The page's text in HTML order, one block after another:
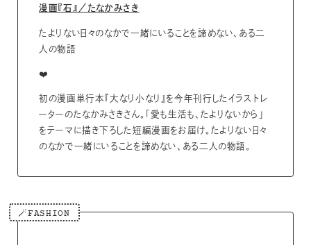
漫画『石』／たなかみさき
たよりない日々のなかで一緒にいることを諦めない、ある二
人の物語
❤️
初の漫画単行本『大なり小なり』を今年刊行したイラストレ
ーターのたなかみさきさん。「愛も生活も、たよりないから」
をテーマに描き下ろした短編漫画をお届け。たよりない日々
のなかで一緒にいることを諦めない、ある二人の物語。
🪄FASHION